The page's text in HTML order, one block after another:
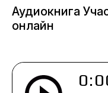
Аудиокнига
онлайн